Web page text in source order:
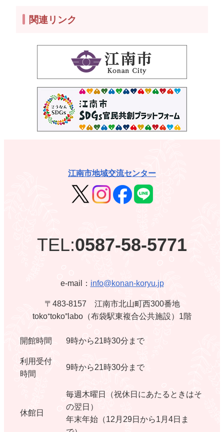
関連リンク
江南市地域交流センター
TEL:0587-58-5771
e-mail： info@konan-koryu.jp
〒483-8157 江南市北山町西300番地
toko⁺toko⁼labo（布袋駅東複合公共施設）1階
開館時間 9時から21時30分まで
利用受付
時間
9時から21時30分まで
休館日
毎週木曜日（祝休日にあたるときはそ
の翌日）
年末年始（12月29日から1月4日ま